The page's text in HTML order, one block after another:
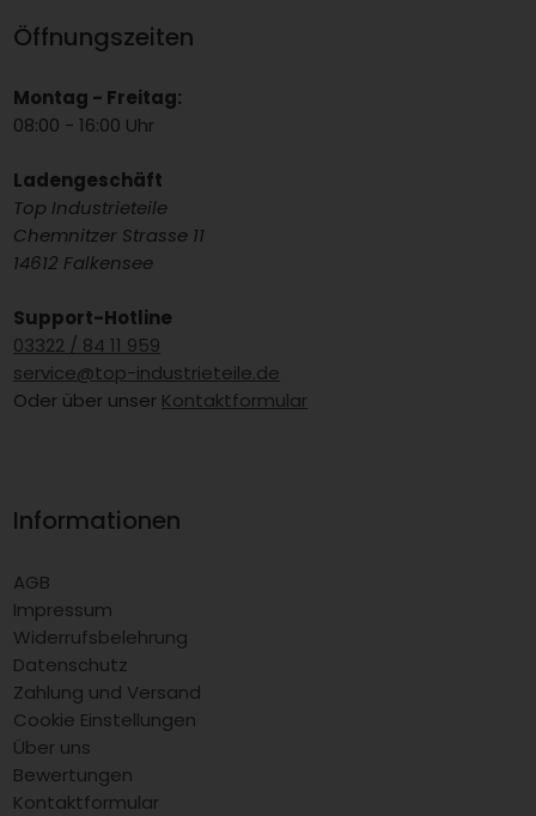
Öffnungszeiten
Montag - Freitag:
08:00 - 16:00 Uhr
Ladengeschäft
Top Industrieteile
Chemnitzer Strasse 11
14612 Falkensee
Support-Hotline
03322 / 84 11 959
service@top-industrieteile.de
Oder über unser Kontaktformular
Informationen
AGB
Impressum
Widerrufsbelehrung
Datenschutz
Zahlung und Versand
Cookie Einstellungen
Über uns
Bewertungen
Kontaktformular